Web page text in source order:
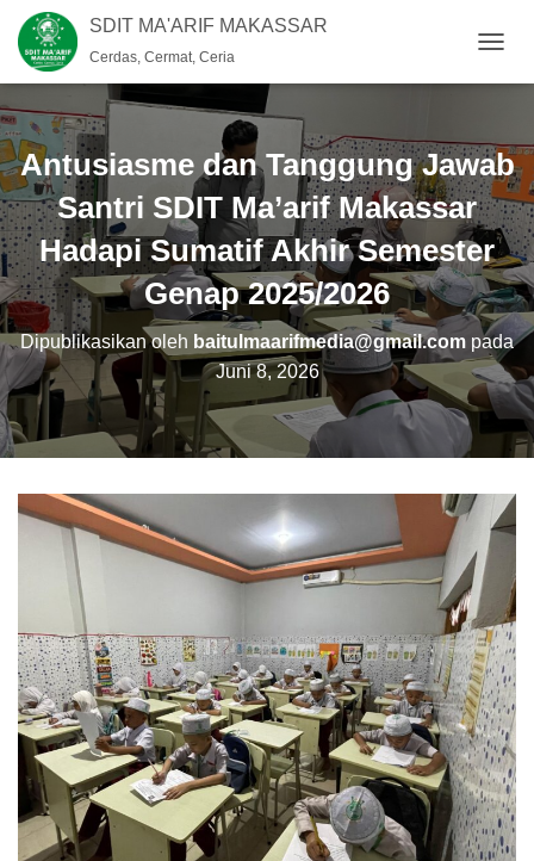
SDIT MA'ARIF MAKASSAR
Cerdas, Cermat, Ceria
O
L
E
N
A
V
I
G
A
S
I
Antusiasme dan Tanggung Jawab
Santri SDIT Ma’arif Makassar
Hadapi Sumatif Akhir Semester
Genap 2025/2026
Dipublikasikan oleh baitulmaarifmedia@gmail.com pada
Juni 8, 2026